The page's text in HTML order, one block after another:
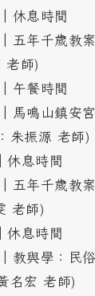
休息時間
年千歲教
老師)
午餐時間
鳴山鎮安
朱振源 老師)
息時間
年千歲教
老師)
息時間
與學：民
名宏 老師)